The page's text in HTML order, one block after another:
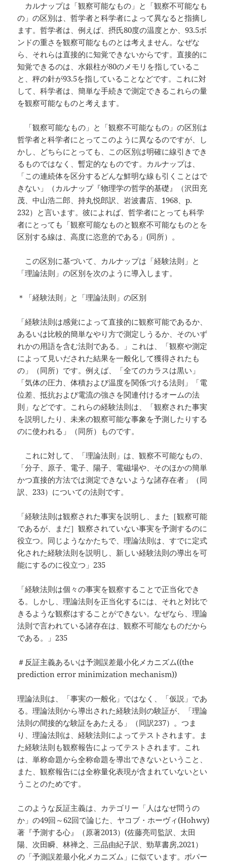
カルナップは「観察可能なもの」と「観察不可能なも
の」の区別は、哲学者と科学者によって異なると指摘し
ます。哲学者は、例えば、摂氏80度の温度とか、93.5ボ
ンドの重さを観察可能なものとは考えません。なぜな
ら、それらは直接的に知覚できないからです。直接的に
知覚できるのは、水銀柱が80のメモリを指しているこ
と、秤の針が93.5を指していることなどです。これに対
して、科学者は、簡単な手続きで測定できるこれらの量
を観察可能なものと考えます。
「観察可能なもの」と「観察不可能なもの」の区別は
哲学者と科学者にとってこのように異なるのですが、し
かし、どちらにとっても、この区別は明確に線引きでき
るものではなく、暫定的なものです。カルナップは、
「この連続体を区分するどんな鮮明な線も引くことはで
きない」（カルナップ『物理学の哲学的基礎』（沢田充
茂、中山浩二郎、持丸悦郎訳、岩波書店、1968、p.
232）と言います。彼によれば、哲学者にとっても科学
者にとっても「観察可能なものと観察不可能なものとを
区別する線は、高度に恣意的である」(同所）。
この区別に基づいて、カルナップは「経験法則」と
「理論法則」の区別を次のように導入します。
＊「経験法則」と「理論法則」の区別
「経験法則は感覚によって直接的に観察可能であるか、
あるいは比較的簡単なやり方で測定しうるか、そのいず
れかの用語を含む法則である。」これは、「観察や測定
によって見いだされた結果を一般化して獲得されたも
の」（同所）です。例えば、「全てのカラスは黒い」
「気体の圧力、体積および温度を関係づける法則」「電
位差、抵抗および電流の強さを関連付けるオームの法
則」などです。これらの経験法則は、「観察された事実
を説明したり、未来の観察可能な事象を予測したりする
のに使われる」（同所）ものです。
これに対して、「理論法則」は、観察不可能なもの、
「分子、原子、電子、陽子、電磁場や、そのほかの簡単
かつ直接的方法では測定できないような諸存在者」（同
訳、233）についての法則です。
「経験法則は観察された事実を説明し、また［観察可能
であるが、まだ］観察されていない事実を予測するのに
役立つ。同じようなかたちで、理論法則は、すでに定式
化された経験法則を説明し、新しい経験法則の導出を可
能にするのに役立つ」235
「経験法則は個々の事実を観察することで正当化でき
る。しかし、理論法則を正当化するには、それと対比で
きるような観察はすることができない。なぜなら、理論
法則で言われている諸存在は、観察不可能なものだから
である。」235
＃反証主義あるいは予測誤差最小化メカニズム((the
prediction error minimization mechanism))
理論法則は、「事実の一般化」ではなく、「仮説」であ
る。理論法則から導出された経験法則の験証が、「理論
法則の間接的な験証をあたえる」（同訳237）。つま
り、理論法則は、経験法則によってテストされます。ま
た経験法則も観察報告によってテストされます。これ
は、単称命題から全称命題を導出できないということ、
また、観察報告には全称量化表現が含まれていないとい
うことのためです。
このような反証主義は、カテゴリー「人はなぜ問うの
か」の49回～62回で論じた、ヤコブ・ホーヴィ(Hohwy)
著『予測する心』（原著2013）(佐藤亮司監訳、太田
陽、次田瞬、林禅之、三品由紀子訳、勁草書房,2021）
の「予測誤差最小化メカニズム」に似ています。ポパー